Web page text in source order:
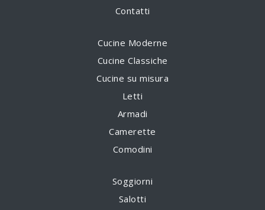
Contatti
Cucine Moderne
Cucine Classiche
Cucine su misura
Letti
Armadi
Camerette
Comodini
Soggiorni
Salotti